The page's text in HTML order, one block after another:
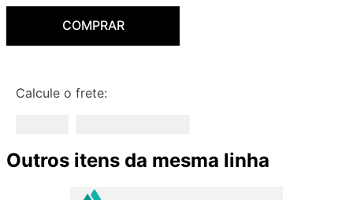
COMPRAR
Calcule o frete:
Outros itens da mesma linha